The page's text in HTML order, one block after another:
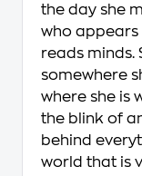
the day she
who appears
reads minds.
somewhere
where she is
the blink of
behind
world that is